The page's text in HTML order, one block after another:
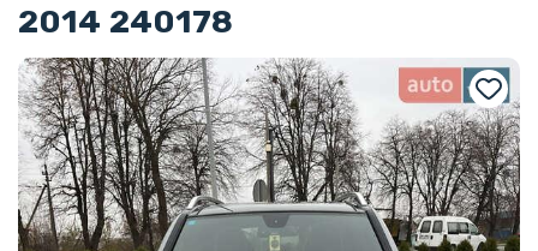
2014 240178